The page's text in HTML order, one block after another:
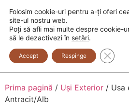
+373 600 888 33
Prima pagină / Uși Exterior / Usa
Antracit/Alb
Folosim cookie-uri pentru a-ți oferi
site-ul nostru web.
Poți să afli mai multe despre cookie-
să le dezactivezi în setări.
Accept Respinge Close